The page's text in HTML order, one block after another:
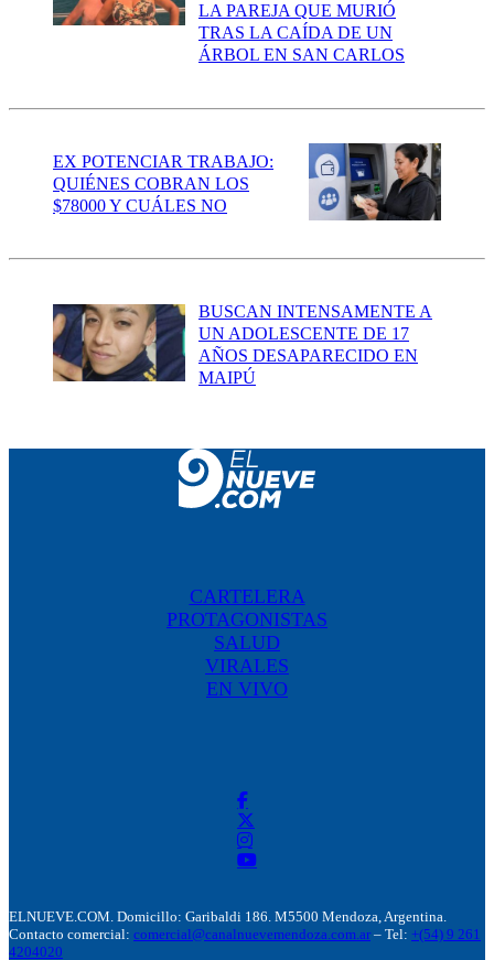
LA PAREJA QUE MURIÓ
TRAS LA CAÍDA DE UN
ÁRBOL EN SAN CARLOS
EX POTENCIAR TRABAJO:
QUIÉNES COBRAN LOS
$78000 Y CUÁLES NO
BUSCAN INTENSAMENTE A
UN ADOLESCENTE DE 17
AÑOS DESAPARECIDO EN
MAIPÚ
CARTELERA
PROTAGONISTAS
SALUD
VIRALES
EN VIVO
ELNUEVE.COM. Domicillo: Garibaldi 186. M5500 Mendoza, Argentina.
Contacto comercial: comercial@canalnuevemendoza.com.ar – Tel: +(54) 9 261
4204020